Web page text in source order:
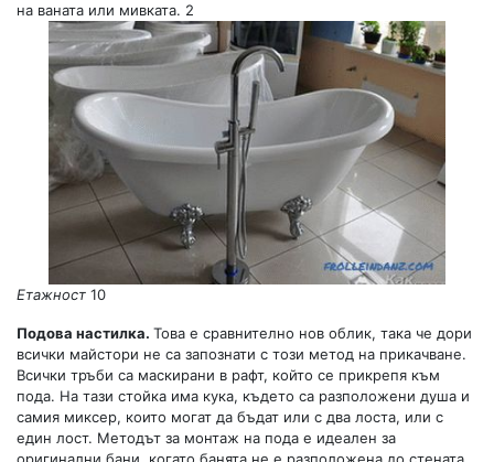
на ваната или мивката. 2
Етажност 10
Подова настилка. Това е сравнително нов облик, така че дори
всички майстори не са запознати с този метод на прикачване.
Всички тръби са маскирани в рафт, който се прикрепя към
пода. На тази стойка има кука, където са разположени душа и
самия миксер, които могат да бъдат или с два лоста, или с
един лост. Методът за монтаж на пода е идеален за